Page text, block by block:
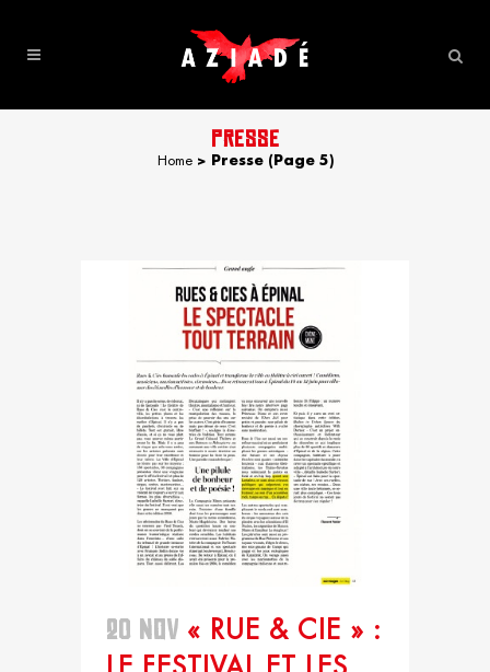
PRESSE
Home> Presse(Page 5)
20 NOV « RUE & CIE » :